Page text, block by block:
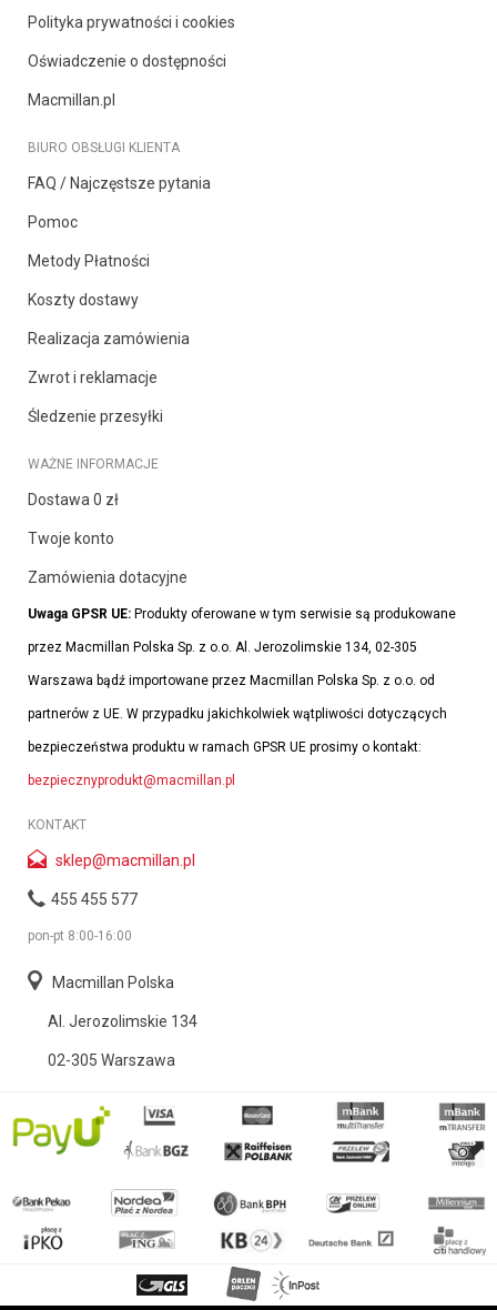
Polityka prywatności i cookies
Oświadczenie o dostępności
Macmillan.pl
BIURO OBSŁUGI KLIENTA
FAQ / Najczęstsze pytania
Pomoc
Metody Płatności
Koszty dostawy
Realizacja zamówienia
Zwrot i reklamacje
Śledzenie przesyłki
WAŻNE INFORMACJE
Dostawa 0 zł
Twoje konto
Zamówienia dotacyjne
Uwaga GPSR UE: Produkty oferowane w tym serwisie są produkowane
przez Macmillan Polska Sp. z o.o. Al. Jerozolimskie 134, 02-305
Warszawa bądź importowane przez Macmillan Polska Sp. z o.o. od
partnerów z UE. W przypadku jakichkolwiek wątpliwości dotyczących
bezpieczeństwa produktu w ramach GPSR UE prosimy o kontakt:
bezpiecznyprodukt@macmillan.pl
KONTAKT
sklep@macmillan.pl
455 455 577
pon-pt 8:00-16:00
Macmillan Polska
Al. Jerozolimskie 134
02-305 Warszawa